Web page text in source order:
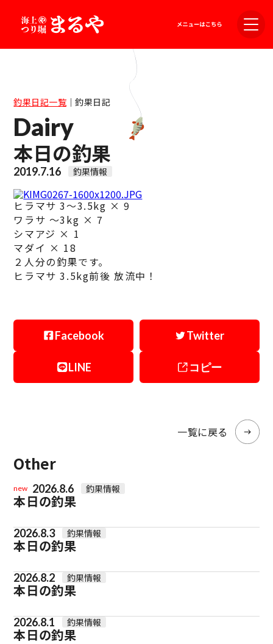
釣果日記一覧｜釣果日記
Dairy
本日の釣果
2019.7.16 釣果情報
ヒラマサ 3～3.5kg × 9
ワラサ ～3kg × 7
シマアジ × 1
マダイ × 18
２人分の釣果です。
ヒラマサ 3.5kg前後 放流中！
Facebook Twitter
LINE コピー
一覧に戻る
Other
new 2026.8.6 釣果情報
本日の釣果
2026.8.3 釣果情報
本日の釣果
2026.8.2 釣果情報
本日の釣果
2026.8.1 釣果情報
本日の釣果